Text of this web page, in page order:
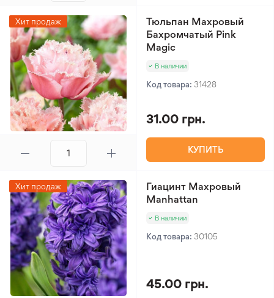
Хит продаж
Тюльпан Махровый
Бахромчатый Pink
Magic
В наличии
Код товара: 31428
31.00 грн.
КУПИТЬ
Хит продаж
Гиацинт Махровый
Manhattan
В наличии
Код товара: 30105
45.00 грн.